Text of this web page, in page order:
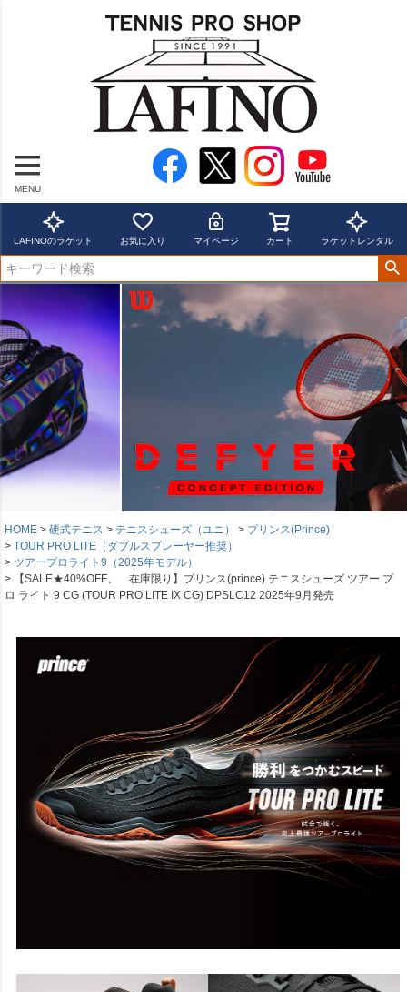
MENU
LAFINOのラケット お気に入り マイページ カート ラケットレンタル
HOME 硬式テニス テニスシューズ（ユニ）
プリンス(Prince)
TOUR PRO LITE（ダブルスプレーヤー推奨）
ツアープロライト9（2025年モデル）
【SALE★40%OFF、 在庫限り】プリンス(prince) テニスシューズ ツアー プ
ロ ライト 9 CG (TOUR PRO LITE IX CG) DPSLC12 2025年9月発売